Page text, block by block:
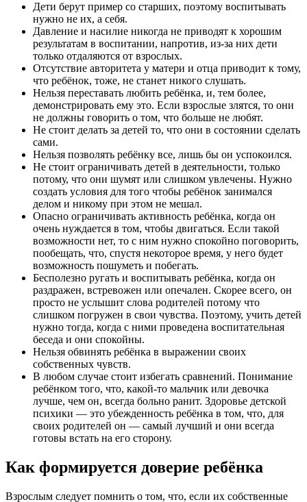
Дети берут пример со старших, поэтому воспитывать
нужно не их, а себя.
Давление и насилие никогда не приводят к хорошим
результатам в воспитании, напротив, из-за них дети
только отдаляются от взрослых.
Отсутствие авторитета у матери и отца приводит к тому,
что ребёнок, тоже, не станет никого слушать.
Нельзя переставать любить ребёнка, и, тем более,
демонстрировать ему это. Если взрослые злятся, то они
не должны говорить о том, что больше не любят.
Не стоит делать за детей то, что они в состоянии сделать
сами.
Нельзя позволять ребёнку все, лишь бы он успокоился.
Не стоит ограничивать детей в деятельности, только
потому, что они шумят или слишком увлечены. Нужно
создать условия для того чтобы ребёнок занимался
делом и никому при этом не мешал.
Опасно ограничивать активность ребёнка, когда он
очень нуждается в том, чтобы двигаться. Если такой
возможности нет, то с ним нужно спокойно поговорить,
пообещать, что, спустя некоторое время, у него будет
возможность пошуметь и побегать.
Бесполезно ругать и воспитывать ребёнка, когда он
раздражен, встревожен или опечален. Скорее всего, он
просто не услышит слова родителей потому что
слишком погружен в свои чувства. Поэтому, учить детей
нужно тогда, когда с ними проведена воспитательная
беседа и они спокойны.
Нельзя обвинять ребёнка в выражении своих
собственных чувств.
В любом случае стоит избегать сравнений. Понимание
ребёнком того, что, какой-то мальчик или девочка
лучше, чем он, всегда больно ранит. Здоровье детской
психики — это убежденность ребёнка в том, что, для
своих родителей он — самый лучший и они всегда
готовы встать на его сторону.
Как формируется доверие ребёнка
Взрослым следует помнить о том, что, если их собственные